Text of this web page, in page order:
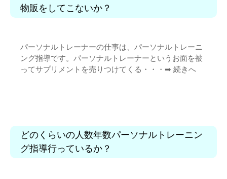
物販をしてこないか？
パーソナルトレーナーの仕事は、パーソナルトレーニ
ング指導です。パーソナルトレーナーというお面を被
ってサプリメントを売りつけてくる・・・➡︎ 続きへ
どのくらいの人数年数パーソナルトレーニン
グ指導行っているか？